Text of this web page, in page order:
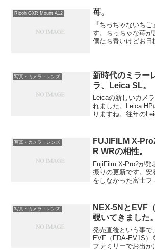
パクトさとそのコン
性能が高いことだと
Ricoh GXR Mount A12 苺。
『ちっちゃないち
す。ちっちゃな苺が
僕たち青いけどお日
を上手に歌っていた
写真・カメラ・レンズ
新時代のミラー
ラ、Leica SL。
Leicaの新しいカメ
れました。Leica
りますね。往年の
なのか、金型を共有
写真・カメラ・レンズ
FUJIFILM X-
R WRの相性。
FujiFilm X-Pro2が発
振りの更新です。安
をしなかった富士フ
ンサー、ファインダ
最...
写真・カメラ・レンズ
NEX-5NとEVF
覗いてきました。
発売直後という事で
EVF（FDA-EV1S）
ファミリーでお出か